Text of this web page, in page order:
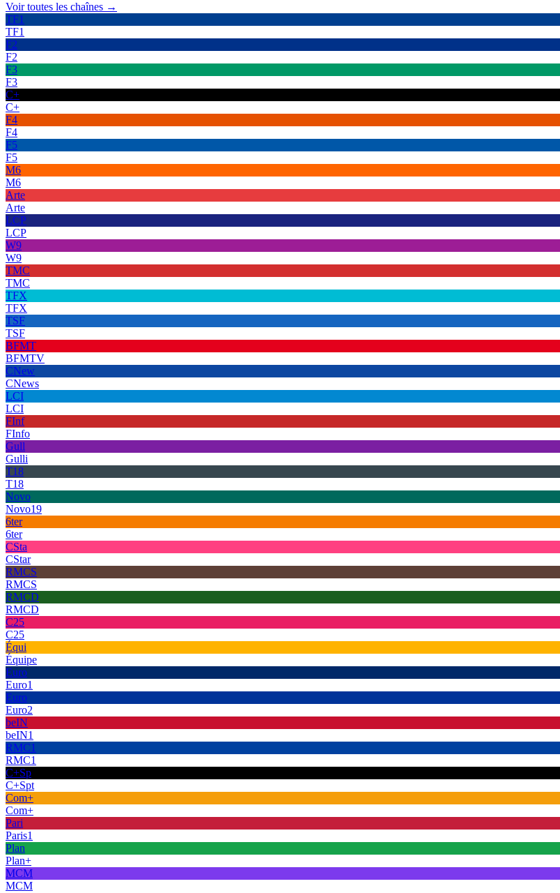
Voir toutes les chaînes →
TF1
TF1
F2
F2
F3
F3
C+
C+
F4
F4
F5
F5
M6
M6
Arte
Arte
LCP
LCP
W9
W9
TMC
TMC
TFX
TFX
TSF
TSF
BFMT
BFMTV
CNew
CNews
LCI
LCI
FInf
FInfo
Gull
Gulli
T18
T18
Novo
Novo19
6ter
6ter
CSta
CStar
RMCS
RMCS
RMCD
RMCD
C25
C25
Équi
Équipe
Euro
Euro1
Euro
Euro2
beIN
beIN1
RMC1
RMC1
C+Sp
C+Spt
Com+
Com+
Pari
Paris1
Plan
Plan+
MCM
MCM